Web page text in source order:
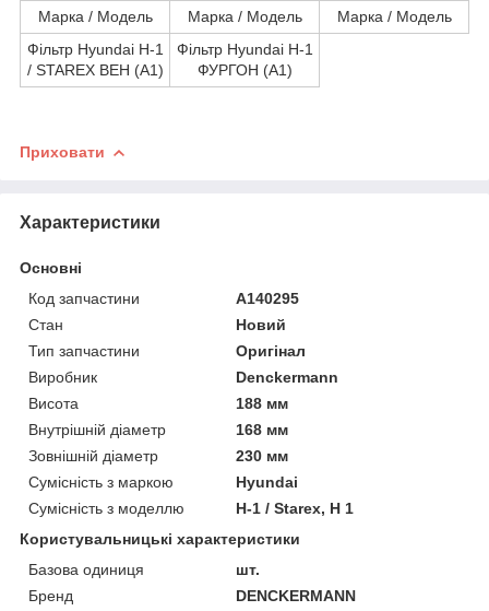
Марка / Модель Марка / Модель
Марка / Модель
Фільтр Hyundai H-1
/ STAREX ВЕН (A1)
Фільтр Hyundai H-1
ФУРГОН (A1)
Приховати
Характеристики
Основні
Код запчастини
A140295
Стан
Новий
Тип запчастини
Оригінал
Виробник
Denckermann
Висота
188 мм
Внутрішній діаметр
168 мм
Зовнішній діаметр
230 мм
Сумісність з маркою
Hyundai
Сумісність з моделлю
H-1 / Starex, H 1
Користувальницькі характеристики
Базова одиниця
шт.
Бренд
DENCKERMANN